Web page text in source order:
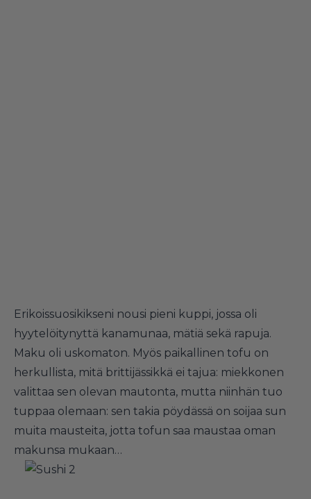
Erikoissuosikikseni nousi pieni kuppi, jossa oli
hyytelöitynyttä kanamunaa, mätiä sekä rapuja.
Maku oli uskomaton. Myös paikallinen tofu on
herkullista, mitä brittijässikkä ei tajua: miekkonen
valittaa sen olevan mautonta, mutta niinhän tuo
tuppaa olemaan: sen takia pöydässä on soijaa sun
muita mausteita, jotta tofun saa maustaa oman
makunsa mukaan…